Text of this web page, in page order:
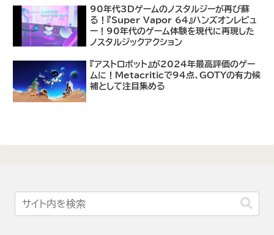
90年代3Dゲームのノスタルジーが再び蘇
る！『Super Vapor 64』ハンズオンレビュ
ー！90年代のゲーム体験を現代に再現した
ノスタルジックアクション
『アストロボット』が2024年最高評価のゲー
ムに！Metacriticで94点、GOTYの有力候
補として注目集める